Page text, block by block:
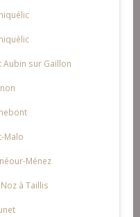
Aubin sur Gaillon
Malo
Ménez
à Taillis